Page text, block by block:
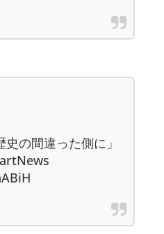
の間違った側に」